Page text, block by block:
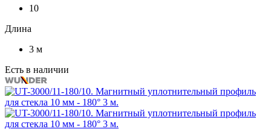
10
Длина
3 м
Есть в наличии